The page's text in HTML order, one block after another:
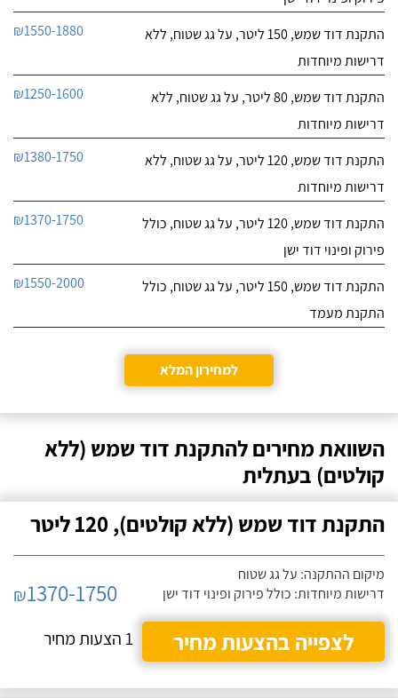
התקנת דוד שמש, 150 ליטר, על גג שטוח, ללא
דרישות מיוחדות
₪1550-1880
התקנת דוד שמש, 80 ליטר, על גג שטוח, ללא
דרישות מיוחדות
₪1250-1600
התקנת דוד שמש, 120 ליטר, על גג שטוח, ללא
דרישות מיוחדות
₪1380-1750
התקנת דוד שמש, 120 ליטר, על גג שטוח, כולל
פירוק ופינוי דוד ישן
₪1370-1750
התקנת דוד שמש, 150 ליטר, על גג שטוח, כולל
התקנת מעמד
₪1550-2000
למחירון המלא
השוואת מחירים להתקנת דוד שמש (ללא
קולטים) בעתלית
התקנת דוד שמש (ללא קולטים), 120 ליטר
מיקום ההתקנה: על גג שטוח
דרישות מיוחדות: כולל פירוק ופינוי דוד ישן
₪1370-1750
לצפייה בהצעות מחיר
1 הצעות מחיר